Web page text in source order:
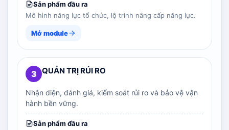
Sản phẩm đầu ra
Mô hình năng lực tổ chức, lộ trình nâng cấp năng lực.
Mở module
3 QUẢN TRỊ RỦI RO
Nhận diện, đánh giá, kiểm soát rủi ro và bảo vệ vận
hành bền vững.
Sản phẩm đầu ra